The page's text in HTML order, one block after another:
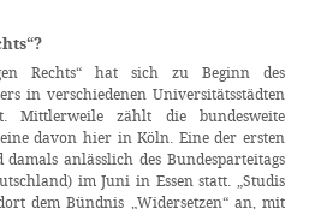
Rechts“ hat sich zu Beginn des
in verschiedenen Universitätsstädten
Mittlerweile zählt die bundesweite
davon hier in Köln. Eine der ersten
anlässlich des Bundesparteitags
im Juni in Essen statt. „Studis
dem Bündnis „Widersetzen“ an, mit